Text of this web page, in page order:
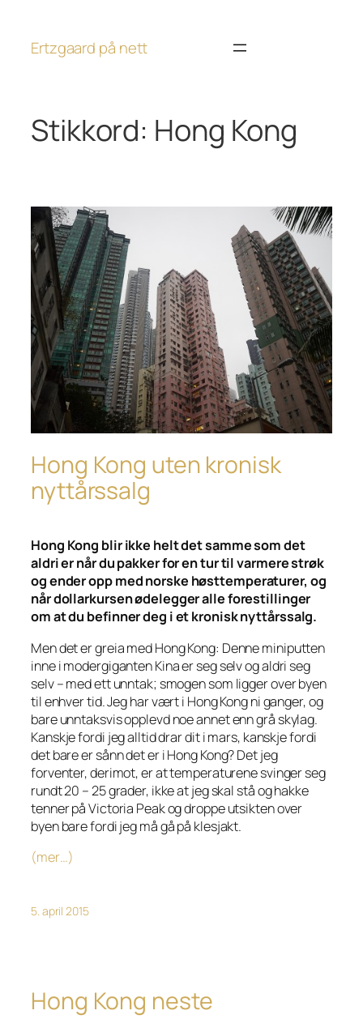
innhold
Ertzgaard på nett
Stikkord: Hong Kong
Hong Kong uten kronisk
nyttårssalg
Hong Kong blir ikke helt det samme som det
aldri er når du pakker for en tur til varmere strøk
og ender opp med norske høsttemperaturer, og
når dollarkursen ødelegger alle forestillinger
om at du befinner deg i et kronisk nyttårssalg.
Men det er greia med Hong Kong: Denne miniputten
inne i modergiganten Kina er seg selv og aldri seg
selv – med ett unntak; smogen som ligger over byen
til enhver tid. Jeg har vært i Hong Kong ni ganger, og
bare unntaksvis opplevd noe annet enn grå skylag.
Kanskje fordi jeg alltid drar dit i mars, kanskje fordi
det bare er sånn det er i Hong Kong? Det jeg
forventer, derimot, er at temperaturene svinger seg
rundt 20 – 25 grader, ikke at jeg skal stå og hakke
tenner på Victoria Peak og droppe utsikten over
byen bare fordi jeg må gå på klesjakt.
(mer…)
5. april 2015
Hong Kong neste